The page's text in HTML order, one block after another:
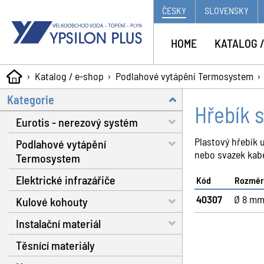
Katalog / e-shop Podlahové vytápění Termosystem
Hřebík
Plastový hřebík
nebo svazek
Kód Rozměr
40307 Ø 8 mm
Kategorie
Eurotis - nerezový systém
Trubky - voda, plyn, solár
Matice a těsnění
Fitinky s dosedací plochou
Nářadí
Plynové hadice
Příslušenství
Podlahové vytápění
Termosystem
Trubky
Dilatační pásy
Fixační spony
Systémové izolační desky
Elektrické infrazářiče
Kulové kohouty
Voda RB do 130 °C
Voda RB do 160 °C
Instalační materiál
Separátor nečistot
Těsnící materiály
ČESKY SLOVENSKY
HOME KATALOG